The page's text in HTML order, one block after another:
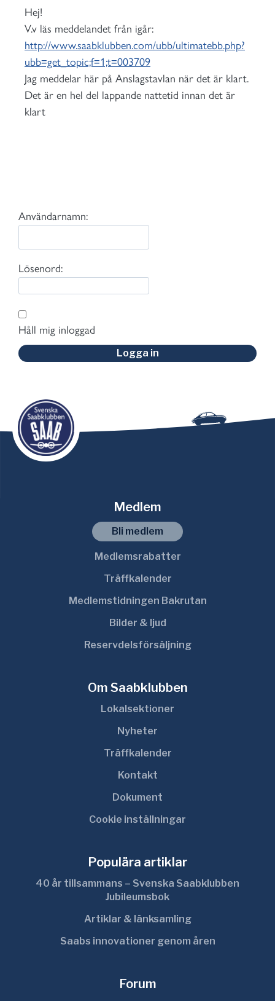
Hej!
V.v läs meddelandet från igår:
http://www.saabklubben.com/ubb/ultimatebb.php?
ubb=get_topic;f=1;t=003709
Jag meddelar här på Anslagstavlan när det är klart.
Det är en hel del lappande nattetid innan det är
klart
Användarnamn:
Lösenord:
Håll mig inloggad
Logga in
Medlem
Bli medlem
Medlemsrabatter
Träffkalender
Medlemstidningen Bakrutan
Bilder & ljud
Reservdelsförsäljning
Om Saabklubben
Lokalsektioner
Nyheter
Träffkalender
Kontakt
Dokument
Cookie inställningar
Populära artiklar
40 år tillsammans – Svenska Saabklubben
Jubileumsbok
Artiklar & länksamling
Saabs innovationer genom åren
Forum